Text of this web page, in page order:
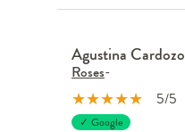
Agustina Cardozo
Roses-
★★★★★ 5/5
✓ Google